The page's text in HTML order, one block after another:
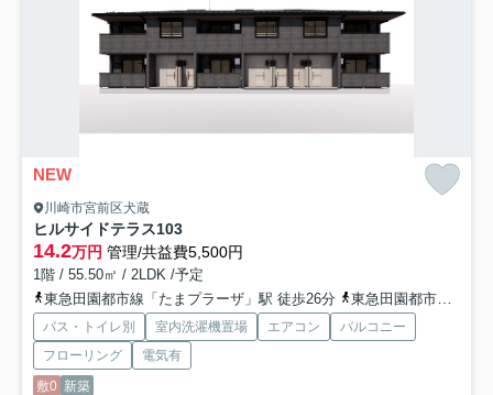
NEW
川崎市宮前区犬蔵
ヒルサイドテラス103
14.2万円 管理/共益費5,500円
1階 / 55.50㎡ / 2LDK /予定
東急田園都市線「たまプラーザ」駅 徒歩26分
東急田園都市線「鷺沼」駅 徒歩31分
バス・トイレ別 室内洗濯機置場 エアコン
バルコニー
フローリング
電気有
敷0 新築